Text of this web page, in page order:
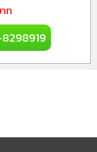
ท